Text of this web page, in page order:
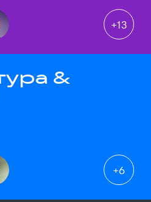
+13
&
+6